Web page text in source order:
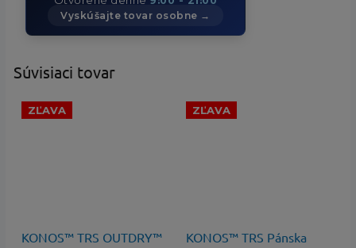
Vyskúšajte tovar osobne →
Súvisiaci tovar
ZĽAVA
KONOS™ TRS OUTDRY™
ZĽAVA
KONOS™ TRS Pánska